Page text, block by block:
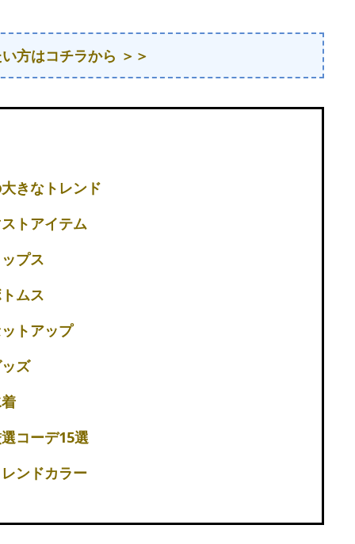
方はコチラから ＞＞
きなトレンド
トアイテム
プス
ムス
トアップ
ズ
コーデ15選
ンドカラー